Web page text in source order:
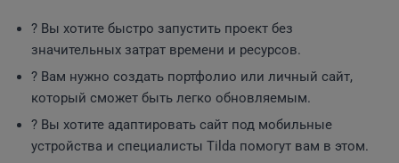
? Вы хотите быстро запустить проект без
значительных затрат времени и ресурсов.
? Вам нужно создать портфолио или личный сайт,
который сможет быть легко обновляемым.
? Вы хотите адаптировать сайт под мобильные
устройства и специалисты Tilda помогут вам в этом.